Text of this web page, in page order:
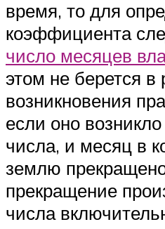
время, то для
коэффициента
число месяцев
этом не берется в
возникновения
если оно
числа, и месяц в
землю
прекращение
числа